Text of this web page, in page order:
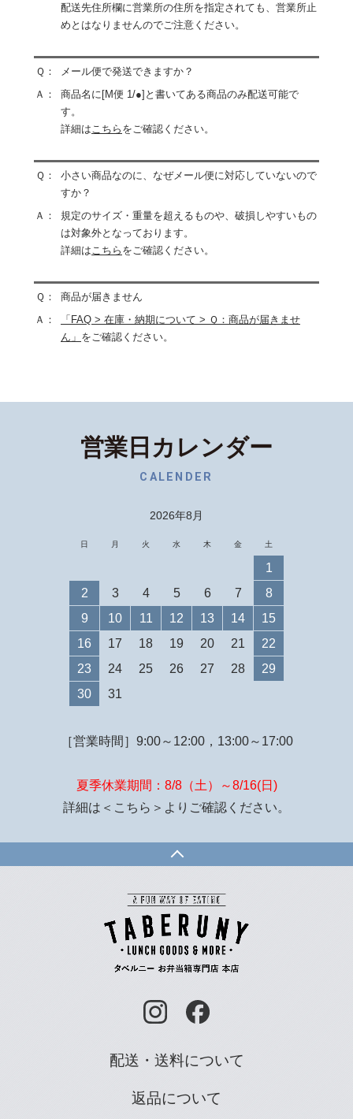
配送先住所欄に営業所の住所を指定されても、営業所止
めとはなりませんのでご注意ください。
Ｑ：
メール便で発送できますか？
Ａ：
商品名に[M便 1/●]と書いてある商品のみ配送可能で
す。
詳細は こちら をご確認ください。
Ｑ：
小さい商品なのに、なぜメール便に対応していないので
すか？
Ａ：
規定のサイズ・重量を超えるものや、破損しやすいもの
は対象外となっております。
詳細は こちら をご確認ください。
Ｑ：
商品が届きません
Ａ：
「FAQ > 在庫・納期について > Ｑ：商品が届きませ
ん」 をご確認ください。
営業日カレンダー
CALENDER
2026年8月
日 月 火 水 木 金 土
1
2
3 4 5 6 7
8
9
10 11 12 13 14
15
16
17 18 19 20 21
22
23
24 25 26 27 28
29
30
31
［営業時間］9:00～12:00，13:00～17:00
夏季休業期間：8/8（土）～8/16(日)
詳細は ＜こちら＞ よりご確認ください。
配送・送料について
返品について